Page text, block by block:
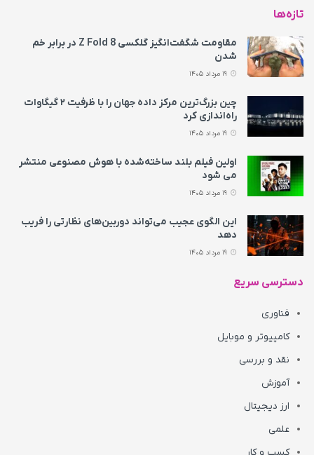
تازه‌ها
مقاومت شگفت‌انگیز گلکسی Z Fold 8 در برابر خم
شدن
چین بزرگ‌ترین مرکز داده جهان را با ظرفیت ۲ گیگاوات
راه‌اندازی کرد
اولین فیلم بلند ساخته‌شده با هوش مصنوعی منتشر
می‌ شود
این الگوی عجیب می‌تواند دوربین‌های نظارتی را فریب
دهد
دسترسی سریع
فناوری
کامپیوتر و موبایل
نقد و بررسی
آموزش
ارز دیجیتال
علمی